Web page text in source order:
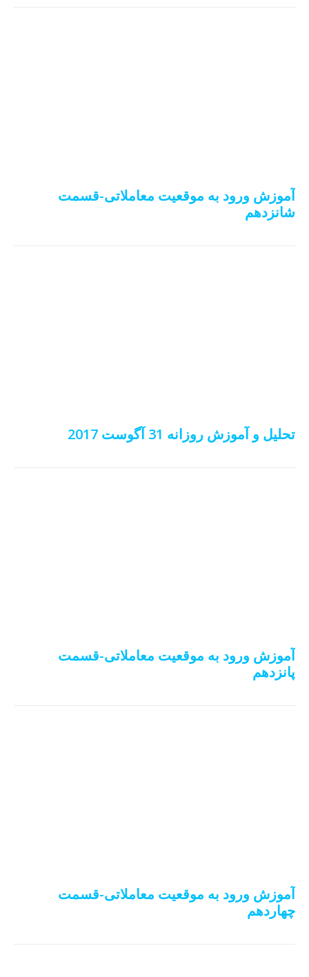
آموزش ورود به موقعیت معاملاتی-قسمت
شانزدهم
تحلیل و آموزش روزانه 31 آگوست 2017
آموزش ورود به موقعیت معاملاتی-قسمت
پانزدهم
آموزش ورود به موقعیت معاملاتی-قسمت
چهاردهم